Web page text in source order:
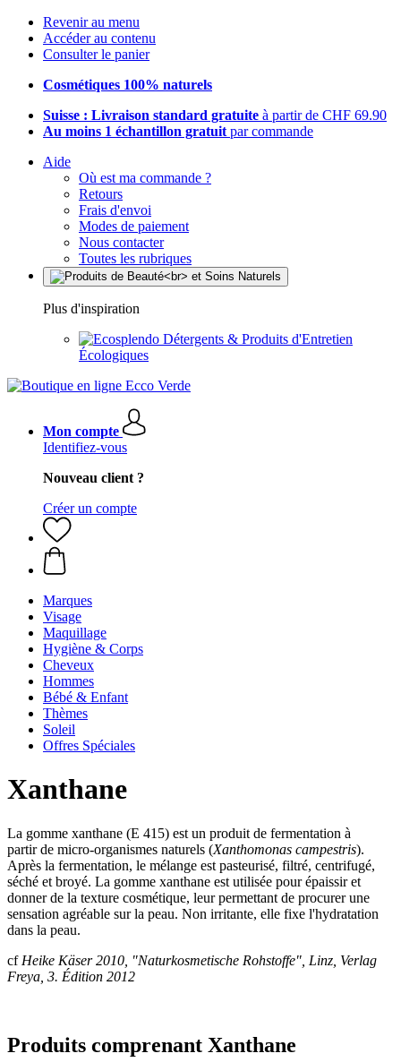
Revenir au menu
Accéder au contenu
Consulter le panier
Cosmétiques 100% naturels
Suisse : Livraison standard gratuite à partir de CHF 69.90
Au moins 1 échantillon gratuit par commande
Aide
Où est ma commande ?
Retours
Frais d'envoi
Modes de paiement
Nous contacter
Toutes les rubriques
Plus d'inspiration
Détergents & Produits d'Entretien
Écologiques
Mon compte
Identifiez-vous
Nouveau client ?
Créer un compte
Marques
Visage
Maquillage
Hygiène & Corps
Cheveux
Hommes
Bébé & Enfant
Thèmes
Soleil
Offres Spéciales
Xanthane
La gomme xanthane (E 415) est un produit de fermentation à
partir de micro-organismes naturels (Xanthomonas campestris).
Après la fermentation, le mélange est pasteurisé, filtré, centrifugé,
séché et broyé. La gomme xanthane est utilisée pour épaissir et
donner de la texture cosmétique, leur permettant de procurer une
sensation agréable sur la peau. Non irritante, elle fixe l'hydratation
dans la peau.
cf Heike Käser 2010, "Naturkosmetische Rohstoffe", Linz, Verlag
Freya, 3. Édition 2012
Produits comprenant Xanthane